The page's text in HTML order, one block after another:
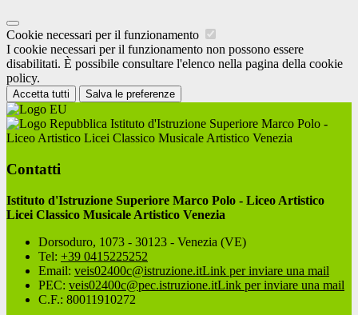
Cookie necessari per il funzionamento
I cookie necessari per il funzionamento non possono essere
disabilitati. È possibile consultare l'elenco nella pagina della cookie
policy.
Accetta tutti Salva le preferenze
Istituto d'Istruzione Superiore Marco Polo -
Liceo Artistico Licei Classico Musicale Artistico Venezia
Contatti
Istituto d'Istruzione Superiore Marco Polo - Liceo Artistico
Licei Classico Musicale Artistico Venezia
Dorsoduro, 1073 - 30123 - Venezia (VE)
Tel: +39 0415225252
Email: veis02400c@istruzione.itLink per inviare una mail
PEC: veis02400c@pec.istruzione.itLink per inviare una mail
C.F.: 80011910272